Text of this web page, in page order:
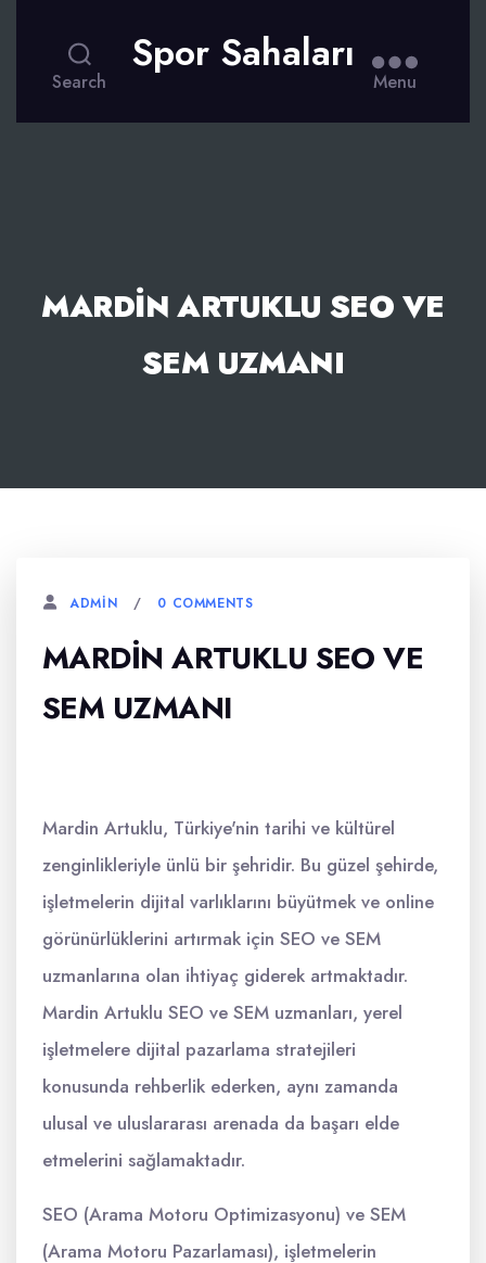
Search
Spor Sahaları
Menu
MARDIN ARTUKLU SEO VE
SEM UZMANI
ADMIN 0 COMMENTS
MARDIN ARTUKLU SEO VE
SEM UZMANI
Mardin Artuklu, Türkiye'nin tarihi ve kültürel
zenginlikleriyle ünlü bir şehridir. Bu güzel şehirde,
işletmelerin dijital varlıklarını büyütmek ve online
görünürlüklerini artırmak için SEO ve SEM
uzmanlarına olan ihtiyaç giderek artmaktadır.
Mardin Artuklu SEO ve SEM uzmanları, yerel
işletmelere dijital pazarlama stratejileri
konusunda rehberlik ederken, aynı zamanda
ulusal ve uluslararası arenada da başarı elde
etmelerini sağlamaktadır.
SEO (Arama Motoru Optimizasyonu) ve SEM
(Arama Motoru Pazarlaması), işletmelerin